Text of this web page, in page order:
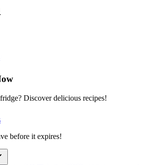
Discover delicious recipes!
before it expires!